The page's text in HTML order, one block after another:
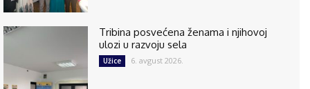
Tribina posvećena ženama i njihovoj
ulozi u razvoju sela
Užice 6. avgust 2026.